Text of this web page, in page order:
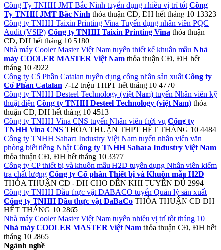
Công Ty TNHH JMT Bắc Ninh tuyển dụng nhiều vị trí tốt Công
Ty TNHH JMT Bắc Ninh thỏa thuận CĐ, ĐH hết tháng 10 13323
Công ty TNHH Taixin Printing Vina Tuyển dụng nhân viên PQC
Audit (VSIP) Công ty TNHH Taixin Printing Vina thỏa thuận
CĐ, ĐH hết tháng 10 5180
Nhà máy Cooler Master Việt Nam tuyển thiết kế khuân mẫu Nhà
máy COOLER MASTER Việt Nam thỏa thuận CĐ, ĐH hết
tháng 10 4922
Công ty Cổ Phần Catalan tuyển dụng công nhân sản xuất Công ty
Cổ Phần Catalan 7-12 triệu THPT hết tháng 10 4770
Công ty TNHH Desteel Technology (việt Nam) tuyển Nhân viên kỹ
thuật điện Công ty TNHH Desteel Technology (việt Nam) thỏa
thuận CĐ, ĐH hết tháng 10 4513
Công ty TNHH Vina CNS tuyển Nhân viên thời vụ Công ty
TNHH Vina CNS THỎA THUẬN THPT HẾT THÁNG 10 4484
Công ty TNHH Sahara Industry Việt Nam tuyển nhân viên văn
phòng biết tiếng Nhật Công ty TNHH Sahara Industry Việt Nam
thỏa thuận CĐ, ĐH hết tháng 10 3377
Công ty CP thiết bị và khuôn mẫu H2D tuyển dụng Nhân viên kiểm
tra chất lượng Công ty Cổ phần Thiết bị và Khuôn mẫu H2D
THỎA THUẬN CĐ - ĐH CHO ĐẾN KHI TUYỂN ĐỦ 2994
Công ty TNHH Dầu thực vật DABACO tuyển Quản lý sản xuất
Công ty TNHH Dầu thực vật DaBaCo THỎA THUẬN CĐ ĐH
HẾT THÁNG 10 2865
Nhà máy Cooler Master Việt Nam tuyển nhiều vị trí tốt tháng 10
Nhà máy COOLER MASTER Việt Nam thỏa thuận CĐ, ĐH hết
tháng 10 2865
Ngành nghề